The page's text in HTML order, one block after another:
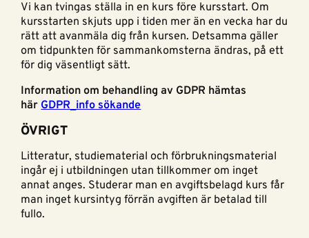
Vi kan tvingas ställa in en kurs före kursstart. Om
kursstarten skjuts upp i tiden mer än en vecka har du
rätt att avanmäla dig från kursen. Detsamma gäller
om tidpunkten för sammankomsterna ändras, på ett
för dig väsentligt sätt.
Information om behandling av GDPR hämtas
härGDPR_info sökande
ÖVRIGT
Litteratur, studiematerial och förbrukningsmaterial
ingår ej i utbildningen utan tillkommer om inget
annat anges. Studerar man en avgiftsbelagd kurs får
man inget kursintyg förrän avgiften är betalad till
fullo.